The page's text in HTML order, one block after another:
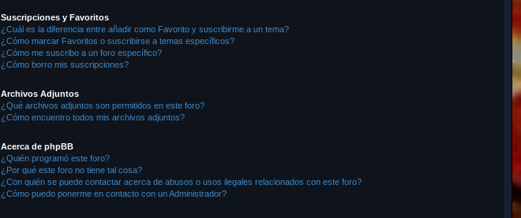
Suscripciones y Favoritos
¿Cuál es la diferencia entre añadir como Favorito y suscribirme a un tema?
¿Cómo marcar Favoritos o suscribirse a temas específicos?
¿Cómo me suscribo a un foro específico?
¿Cómo borro mis suscripciones?
Archivos Adjuntos
¿Qué archivos adjuntos son permitidos en este foro?
¿Cómo encuentro todos mis archivos adjuntos?
Acerca de phpBB
¿Quién programó este foro?
¿Por qué este foro no tiene tal cosa?
¿Con quién se puede contactar acerca de abusos o usos ilegales relacionados con este foro?
¿Cómo puedo ponerme en contacto con un Administrador?